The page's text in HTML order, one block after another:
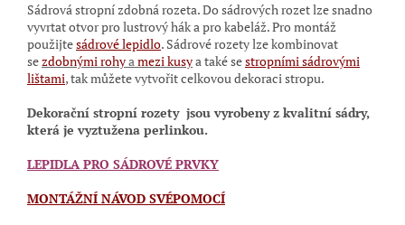
Sádrová stropní zdobná rozeta. Do sádrových rozet lze snadno
vyvrtat otvor pro lustrový hák a pro kabeláž. Pro montáž
použijtesádrové lepidlo. Sádrové rozety lze kombinovat
sezdobnými rohyamezi kusya také sestropními sádrovými
lištami, tak můžete vytvořit celkovou dekoraci stropu.
Dekorační stropní rozety jsou vyrobeny z kvalitní sádry,
která je vyztužena perlinkou.
LEPIDLA PRO SÁDROVÉ PRVKY
MONTÁŽNÍ NÁVOD SVÉPOMOCÍ